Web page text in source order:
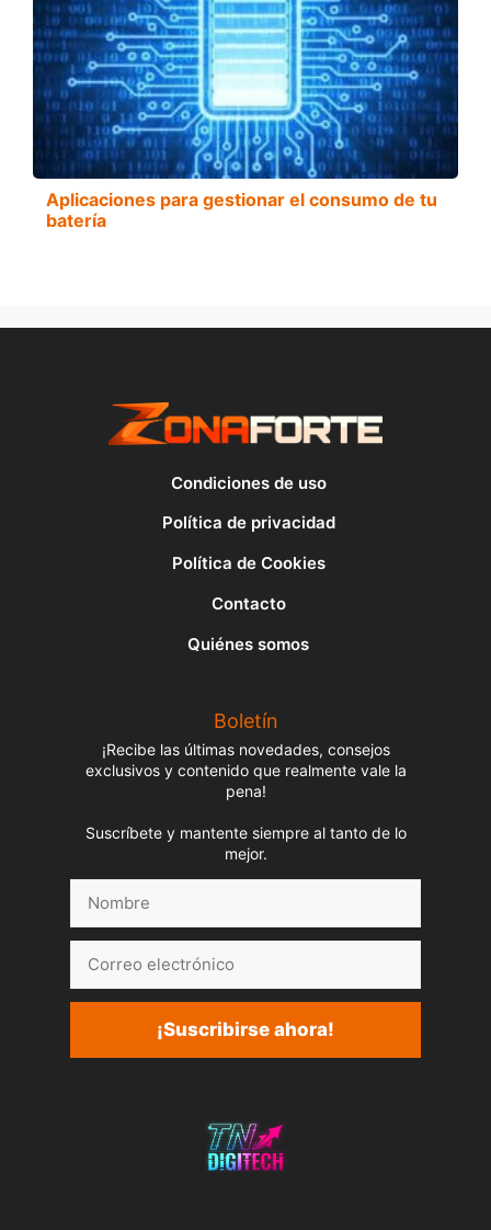
Aplicaciones para gestionar el consumo de tu
batería
Condiciones de uso
Política de privacidad
Política de Cookies
Contacto
Quiénes somos
Boletín
¡Recibe las últimas novedades, consejos
exclusivos y contenido que realmente vale la
pena!
Suscríbete y mantente siempre al tanto de lo
mejor.
electrónico
¡Suscribirse ahora!